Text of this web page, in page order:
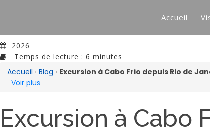
Accueil
2026
Temps de lecture : 6 minutes
Accueil › Blog › Excursion à Cabo Frio depuis Rio de
Voir plus
Excursion à Cabo